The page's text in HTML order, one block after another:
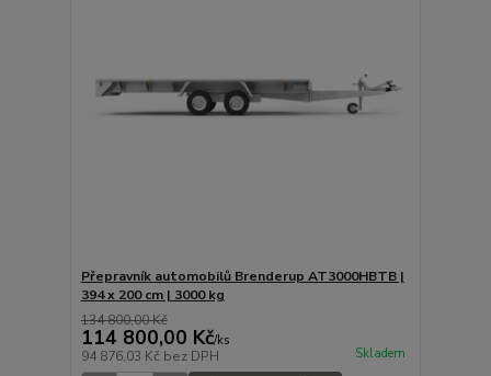
Přepravník automobilů Brenderup AT3000HBTB |
394 x 200 cm | 3000 kg
134 800,00 Kč
114 800,00 Kč/ks
94 876,03 Kč bez DPH Skladem